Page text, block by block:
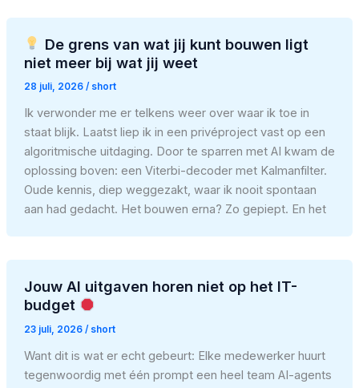
De grens van wat jij kunt bouwen ligt
niet meer bij wat jij weet
28 juli, 2026 / short
Ik verwonder me er telkens weer over waar ik toe in
staat blijk. Laatst liep ik in een privéproject vast op een
algoritmische uitdaging. Door te sparren met AI kwam de
oplossing boven: een Viterbi-decoder met Kalmanfilter.
Oude kennis, diep weggezakt, waar ik nooit spontaan
aan had gedacht. Het bouwen erna? Zo gepiept. En het
Jouw AI uitgaven horen niet op het IT-
budget
23 juli, 2026 / short
Want dit is wat er echt gebeurt: Elke medewerker huurt
tegenwoordig met één prompt een heel team AI-agents